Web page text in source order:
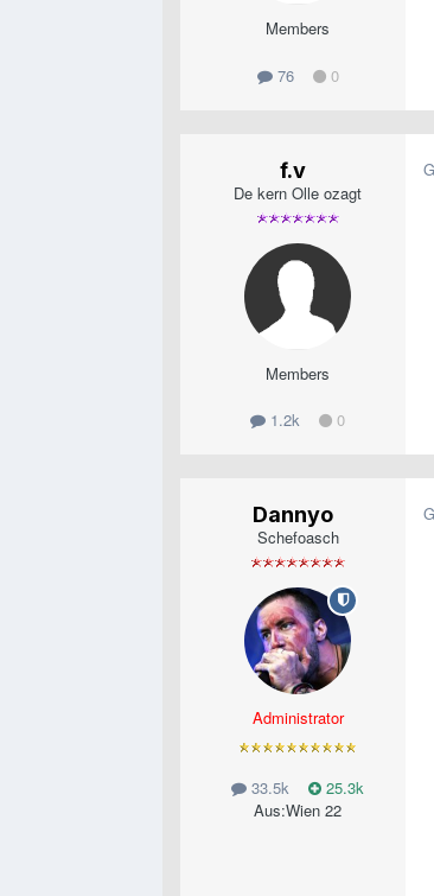
Members
76 0
f.v
De kern Olle ozagt
Members
1.2k 0
Dannyo
Schefoasch
Administrator
33.5k
25.3k
Aus:Wien 22